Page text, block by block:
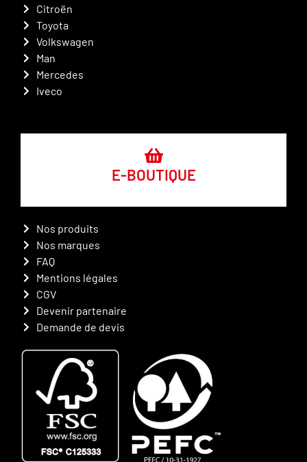
Citroën
Toyota
Volkswagen
Man
Mercedes
Iveco
E-BOUTIQUE
Nos produits
Nos marques
FAQ
Mentions légales
CGV
Devenir partenaire
Demande de devis